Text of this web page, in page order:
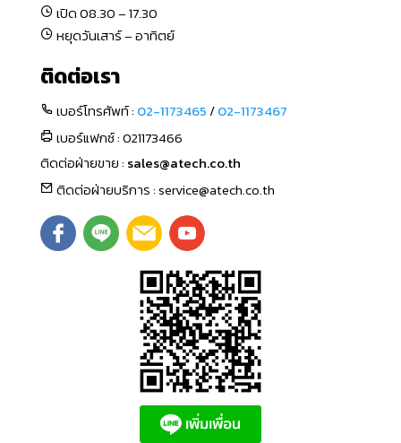
เปิด 08.30 – 17.30
หยุดวันเสาร์ – อาทิตย์
ติดต่อเรา
เบอร์โทรศัพท์ : 02-1173465 /02-1173467
เบอร์แฟกซ์ : 021173466
ติดต่อฝ่ายขาย : sales@atech.co.th
ติดต่อฝ่ายบริการ : service@atech.co.th